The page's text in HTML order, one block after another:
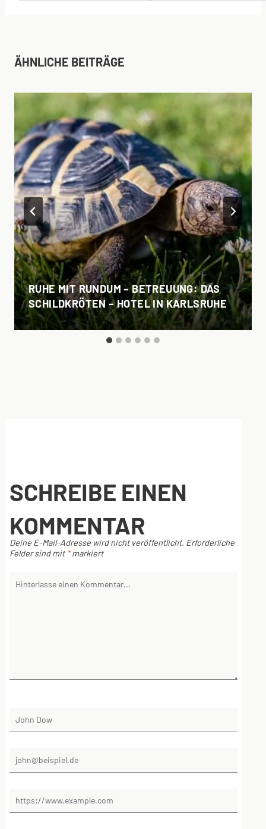
ÄHNLICHE BEITRÄGE
RUHE MIT RUNDUM – BETREUUNG: DAS
SCHILDKRÖTEN – HOTEL IN KARLSRUHE
SCHREIBE EINEN
KOMMENTAR
Deine E-Mail-Adresse wird nicht veröffentlicht. Erforderliche
Felder sind mit *markiert